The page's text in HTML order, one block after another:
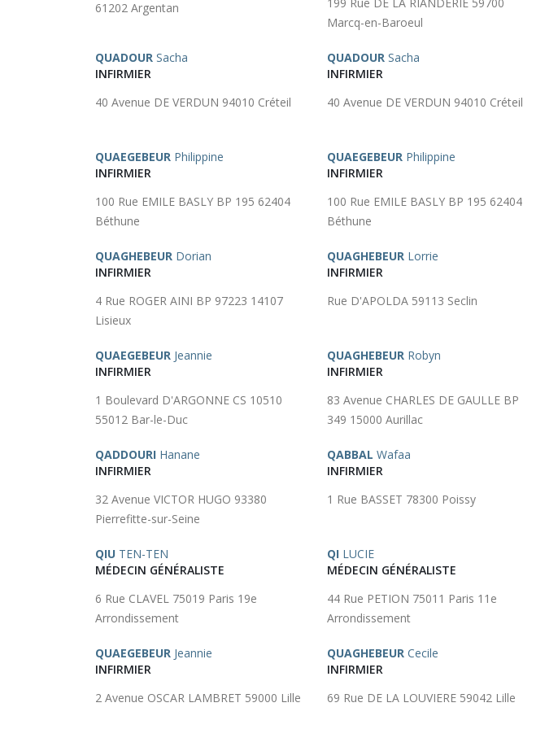
61202 Argentan
Marcq-en-Baroeul
QUADOUR Sacha
INFIRMIER
40 Avenue DE VERDUN 94010 Créteil
QUADOUR Sacha
INFIRMIER
40 Avenue DE VERDUN 94010 Créteil
QUAEGEBEUR Philippine
INFIRMIER
100 Rue EMILE BASLY BP 195 62404
Béthune
QUAEGEBEUR Philippine
INFIRMIER
100 Rue EMILE BASLY BP 195 62404
Béthune
QUAGHEBEUR Dorian
INFIRMIER
4 Rue ROGER AINI BP 97223 14107
Lisieux
QUAGHEBEUR Lorrie
INFIRMIER
Rue D'APOLDA 59113 Seclin
QUAEGEBEUR Jeannie
INFIRMIER
1 Boulevard D'ARGONNE CS 10510
55012 Bar-le-Duc
QUAGHEBEUR Robyn
INFIRMIER
83 Avenue CHARLES DE GAULLE BP
349 15000 Aurillac
QADDOURI Hanane
INFIRMIER
32 Avenue VICTOR HUGO 93380
Pierrefitte-sur-Seine
QABBAL Wafaa
INFIRMIER
1 Rue BASSET 78300 Poissy
QIU TEN-TEN
MÉDECIN GÉNÉRALISTE
6 Rue CLAVEL 75019 Paris 19e
Arrondissement
QI LUCIE
MÉDECIN GÉNÉRALISTE
44 Rue PETION 75011 Paris 11e
Arrondissement
QUAEGEBEUR Jeannie
INFIRMIER
2 Avenue OSCAR LAMBRET 59000 Lille
QUAGHEBEUR Cecile
INFIRMIER
69 Rue DE LA LOUVIERE 59042 Lille